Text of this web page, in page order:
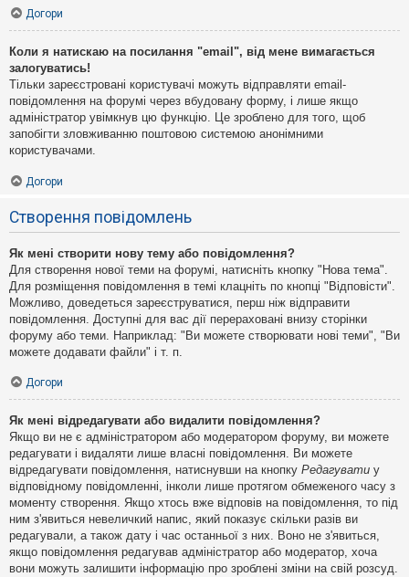
Догори
Коли я натискаю на посилання "email", від мене вимагається
залогуватись!
Тільки зареєстровані користувачі можуть відправляти email-
повідомлення на форумі через вбудовану форму, і лише якщо
адміністратор увімкнув цю функцію. Це зроблено для того, щоб
запобігти зловживанню поштовою системою анонімними
користувачами.
Догори
Створення повідомлень
Як мені створити нову тему або повідомлення?
Для створення нової теми на форумі, натисніть кнопку "Нова тема".
Для розміщення повідомлення в темі клацніть по кнопці "Відповісти".
Можливо, доведеться зареєструватися, перш ніж відправити
повідомлення. Доступні для вас дії перераховані внизу сторінки
форуму або теми. Наприклад: "Ви можете створювати нові теми", "Ви
можете додавати файли" і т. п.
Догори
Як мені відредагувати або видалити повідомлення?
Якщо ви не є адміністратором або модератором форуму, ви можете
редагувати і видаляти лише власні повідомлення. Ви можете
відредагувати повідомлення, натиснувши на кнопку Редагувати у
відповідному повідомленні, інколи лише протягом обмеженого часу з
моменту створення. Якщо хтось вже відповів на повідомлення, то під
ним з'явиться невеличкий напис, який показує скільки разів ви
редагували, а також дату і час останньої з них. Воно не з'явиться,
якщо повідомлення редагував адміністратор або модератор, хоча
вони можуть залишити інформацію про зроблені зміни на свій розсуд.